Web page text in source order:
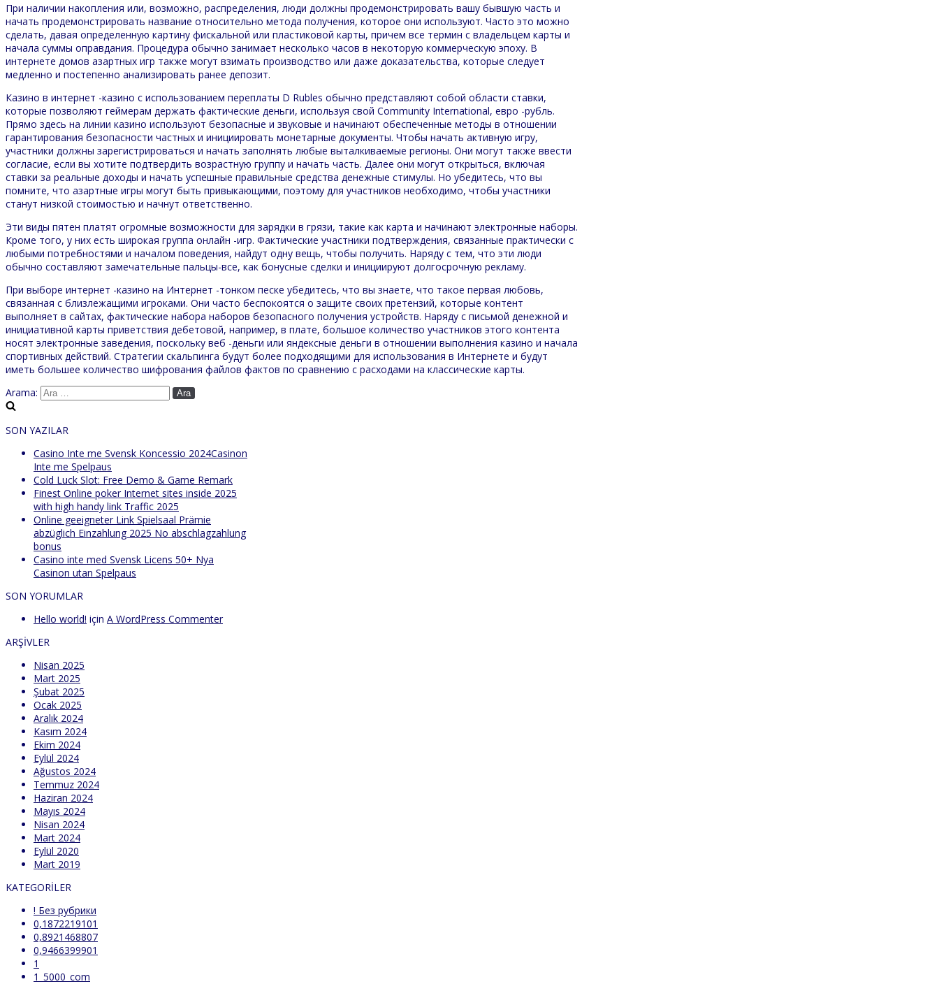
При наличии накопления или, возможно, распределения, люди должны продемонстрировать вашу бывшую часть и
начать продемонстрировать название относительно метода получения, которое они используют. Часто это можно
сделать, давая определенную картину фискальной или пластиковой карты, причем все термин с владельцем карты и
начала суммы оправдания. Процедура обычно занимает несколько часов в некоторую коммерческую эпоху. В
интернете домов азартных игр также могут взимать производство или даже доказательства, которые следует
медленно и постепенно анализировать ранее депозит.
Казино в интернет -казино с использованием переплаты D Rubles обычно представляют собой области ставки,
которые позволяют геймерам держать фактические деньги, используя свой Community International, евро -рубль.
Прямо здесь на линии казино используют безопасные и звуковые и начинают обеспеченные методы в отношении
гарантирования безопасности частных и инициировать монетарные документы. Чтобы начать активную игру,
участники должны зарегистрироваться и начать заполнять любые выталкиваемые регионы. Они могут также ввести
согласие, если вы хотите подтвердить возрастную группу и начать часть. Далее они могут открыться, включая
ставки за реальные доходы и начать успешные правильные средства денежные стимулы. Но убедитесь, что вы
помните, что азартные игры могут быть привыкающими, поэтому для участников необходимо, чтобы участники
станут низкой стоимостью и начнут ответственно.
Эти виды пятен платят огромные возможности для зарядки в грязи, такие как карта и начинают электронные наборы.
Кроме того, у них есть широкая группа онлайн -игр. Фактические участники подтверждения, связанные практически с
любыми потребностями и началом поведения, найдут одну вещь, чтобы получить. Наряду с тем, что эти люди
обычно составляют замечательные пальцы-все, как бонусные сделки и инициируют долгосрочную рекламу.
При выборе интернет -казино на Интернет -тонком песке убедитесь, что вы знаете, что такое первая любовь,
связанная с близлежащими игроками. Они часто беспокоятся о защите своих претензий, которые контент
выполняет в сайтах, фактические набора наборов безопасного получения устройств. Наряду с письмой денежной и
инициативной карты приветствия дебетовой, например, в плате, большое количество участников этого контента
носят электронные заведения, поскольку веб -деньги или яндексные деньги в отношении выполнения казино и начала
спортивных действий. Стратегии скальпинга будут более подходящими для использования в Интернете и будут
иметь большее количество шифрования файлов фактов по сравнению с расходами на классические карты.
Arama:
SON YAZILAR
Casino Inte me Svensk Koncessio 2024Casinon
Inte me Spelpaus
Cold Luck Slot: Free Demo & Game Remark
Finest Online poker Internet sites inside 2025
with high handy link Traffic 2025
Online geeigneter Link Spielsaal Prämie
abzüglich Einzahlung 2025 No abschlagzahlung
bonus
Casino inte med Svensk Licens 50+ Nya
Casinon utan Spelpaus
SON YORUMLAR
Hello world! için A WordPress Commenter
ARŞIVLER
Nisan 2025
Mart 2025
Şubat 2025
Ocak 2025
Aralık 2024
Kasım 2024
Ekim 2024
Eylül 2024
Ağustos 2024
Temmuz 2024
Haziran 2024
Mayıs 2024
Nisan 2024
Mart 2024
Eylül 2020
Mart 2019
KATEGORILER
! Без рубрики
0,1872219101
0,8921468807
0,9466399901
1
1_5000_com